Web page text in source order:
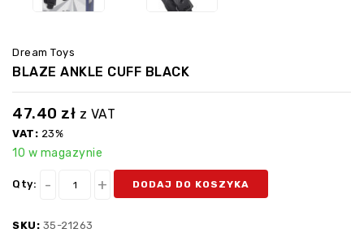
Dream Toys
BLAZE ANKLE CUFF BLACK
47.40 zł z VAT
VAT: 23%
10 w magazynie
Qty: DODAJ DO KOSZYKA
SKU: 35-21263